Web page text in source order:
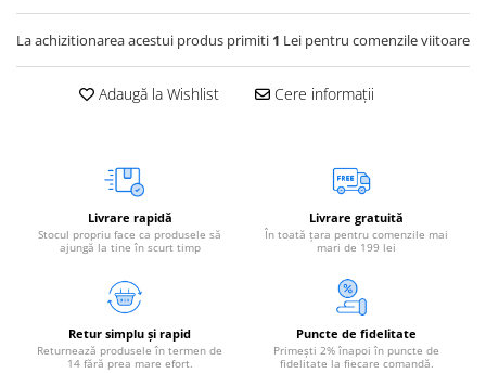
La achizitionarea acestui produs primiti 1 Lei pentru comenzile viitoare
Adaugă la Wishlist Cere informații
Livrare rapidă
Stocul propriu face ca produsele să
ajungă la tine în scurt timp
Livrare gratuită
În toată țara pentru comenzile mai
mari de 199 lei
Retur simplu și rapid
Returnează produsele în termen de
14 fără prea mare efort.
Puncte de fidelitate
Primești 2% înapoi în puncte de
fidelitate la fiecare comandă.